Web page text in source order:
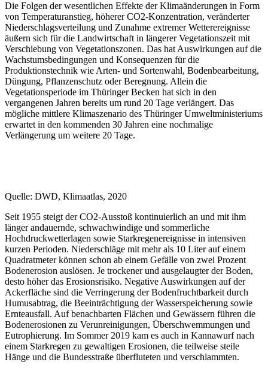
Die Folgen der wesentlichen Effekte der Klimaänderungen in Form
von Temperaturanstieg, höherer CO2-Konzentration, veränderter
Niederschlagsverteilung und Zunahme extremer Wetterereignisse
äußern sich für die Landwirtschaft in längerer Vegetationszeit mit
Verschiebung von Vegetationszonen. Das hat Auswirkungen auf die
Wachstumsbedingungen und Konsequenzen für die
Produktionstechnik wie Arten- und Sortenwahl, Bodenbearbeitung,
Düngung, Pflanzenschutz oder Beregnung. Allein die
Vegetationsperiode im Thüringer Becken hat sich in den
vergangenen Jahren bereits um rund 20 Tage verlängert. Das
mögliche mittlere Klimaszenario des Thüringer Umweltministeriums
erwartet in den kommenden 30 Jahren eine nochmalige
Verlängerung um weitere 20 Tage.
Quelle: DWD, Klimaatlas, 2020
Seit 1955 steigt der CO2-Ausstoß kontinuierlich an und mit ihm
länger andauernde, schwachwindige und sommerliche
Hochdruckwetterlagen sowie Starkregenereignisse in intensiven
kurzen Perioden. Niederschläge mit mehr als 10 Liter auf einem
Quadratmeter können schon ab einem Gefälle von zwei Prozent
Bodenerosion auslösen. Je trockener und ausgelaugter der Boden,
desto höher das Erosionsrisiko. Negative Auswirkungen auf der
Ackerfläche sind die Verringerung der Bodenfruchtbarkeit durch
Humusabtrag, die Beeinträchtigung der Wasserspeicherung sowie
Ernteausfall. Auf benachbarten Flächen und Gewässern führen die
Bodenerosionen zu Verunreinigungen, Überschwemmungen und
Eutrophierung. Im Sommer 2019 kam es auch in Kannawurf nach
einem Starkregen zu gewaltigen Erosionen, die teilweise steile
Hänge und die Bundesstraße überfluteten und verschlammten.